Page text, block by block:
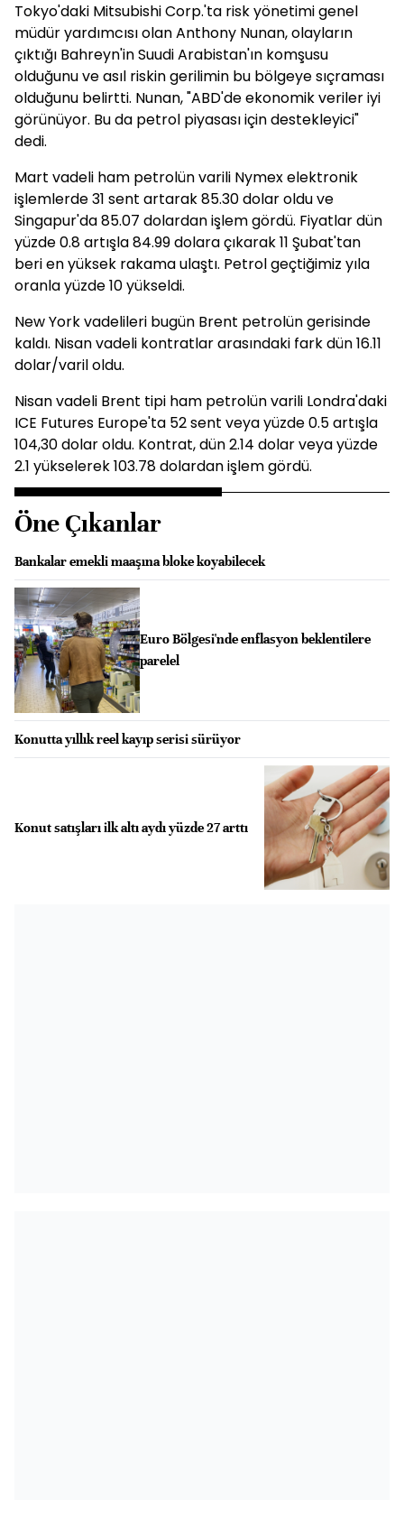
Tokyo'daki Mitsubishi Corp.'ta risk yönetimi genel
müdür yardımcısı olan Anthony Nunan, olayların
çıktığı Bahreyn'in Suudi Arabistan'ın komşusu
olduğunu ve asıl riskin gerilimin bu bölgeye sıçraması
olduğunu belirtti. Nunan, "ABD'de ekonomik veriler iyi
görünüyor. Bu da petrol piyasası için destekleyici"
dedi.
Mart vadeli ham petrolün varili Nymex elektronik
işlemlerde 31 sent artarak 85.30 dolar oldu ve
Singapur'da 85.07 dolardan işlem gördü. Fiyatlar dün
yüzde 0.8 artışla 84.99 dolara çıkarak 11 Şubat'tan
beri en yüksek rakama ulaştı. Petrol geçtiğimiz yıla
oranla yüzde 10 yükseldi.
New York vadelileri bugün Brent petrolün gerisinde
kaldı. Nisan vadeli kontratlar arasındaki fark dün 16.11
dolar/varil oldu.
Nisan vadeli Brent tipi ham petrolün varili Londra'daki
ICE Futures Europe'ta 52 sent veya yüzde 0.5 artışla
104,30 dolar oldu. Kontrat, dün 2.14 dolar veya yüzde
2.1 yükselerek 103.78 dolardan işlem gördü.
Öne Çıkanlar
Bankalar emekli maaşına bloke koyabilecek
Euro Bölgesi'nde enflasyon beklentilere
parelel
Konutta yıllık reel kayıp serisi sürüyor
Konut satışları ilk altı aydı yüzde 27 arttı